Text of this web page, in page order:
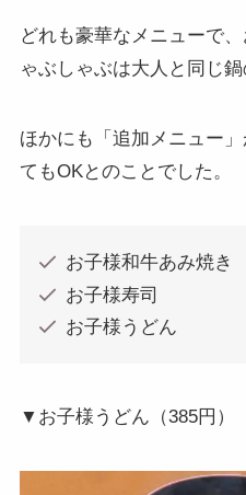
どれも豪華なメニューで
ゃぶしゃぶは大人と同じ
ほかにも「追加メニュー
てもOKとのことでした。
お子様和牛あみ焼き
お子様寿司
お子様うどん
▼お子様うどん（385円）